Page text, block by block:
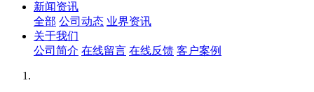
新闻资讯
全部 公司动态 业界资讯
关于我们
公司简介 在线留言 在线反馈 客户案例